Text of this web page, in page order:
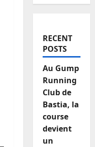
RECENT
POSTS
Au Gump
Running
Club de
Bastia, la
course
devient
un